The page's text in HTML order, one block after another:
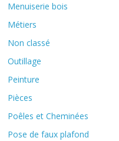
Menuiserie bois
Métiers
Non classé
Outillage
Peinture
Pièces
Poêles et Cheminées
Pose de faux plafond